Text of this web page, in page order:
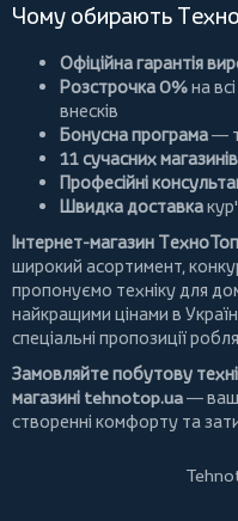
Чому обирають
Офіційна гарантія
Розстрочка 0%на
внесків
Бонусна програма—
11 сучасних магазинів
Професійні
Швидка доставка
Інтернет-магазин ТехноТоп
широкий асортимент,
пропонуємо техніку для
найкращими цінами в
спеціальні пропозиції
Замовляйте побутову
магазині tehnotop.ua—
створенні комфорту та